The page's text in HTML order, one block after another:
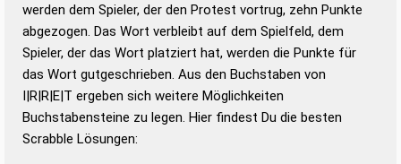
Duden – Standardwerk in 12 Bänden
Duden – Richtiges und gutes
Deutsch
Duden – Die deutsche Grammatik
Duden – Deutsches
werden dem Spieler, der den Protest vortrug, zehn Punkte
abgezogen. Das Wort verbleibt auf dem Spielfeld, dem
Spieler, der das Wort platziert hat, werden die Punkte für
das Wort gutgeschrieben. Aus den Buchstaben von
I|R|R|E|T ergeben sich weitere Möglichkeiten
Buchstabensteine zu legen. Hier findest Du die besten
Scrabble Lösungen: